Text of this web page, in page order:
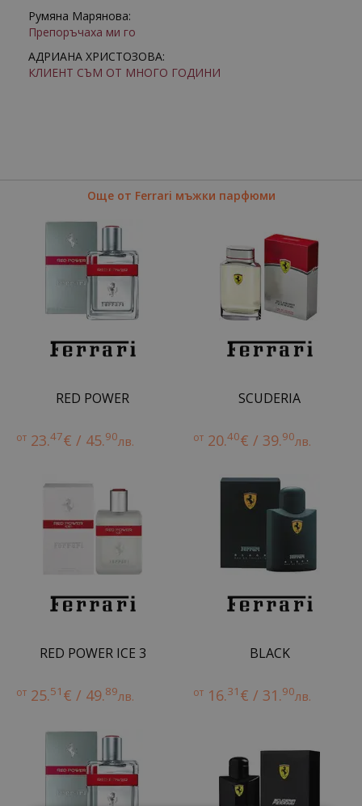
Румяна Марянова:
Препоръчаха ми го
АДРИАНА ХРИСТОЗОВА:
КЛИЕНТ СЪМ ОТ МНОГО ГОДИНИ
Още от Ferrari мъжки парфюми
RED POWER
от 23.47€ / 45.90лв.
SCUDERIA
от 20.40€ / 39.90лв.
RED POWER ICE 3
от 25.51 € / 49.89лв.
BLACK
от 16.31 € / 31.90лв.